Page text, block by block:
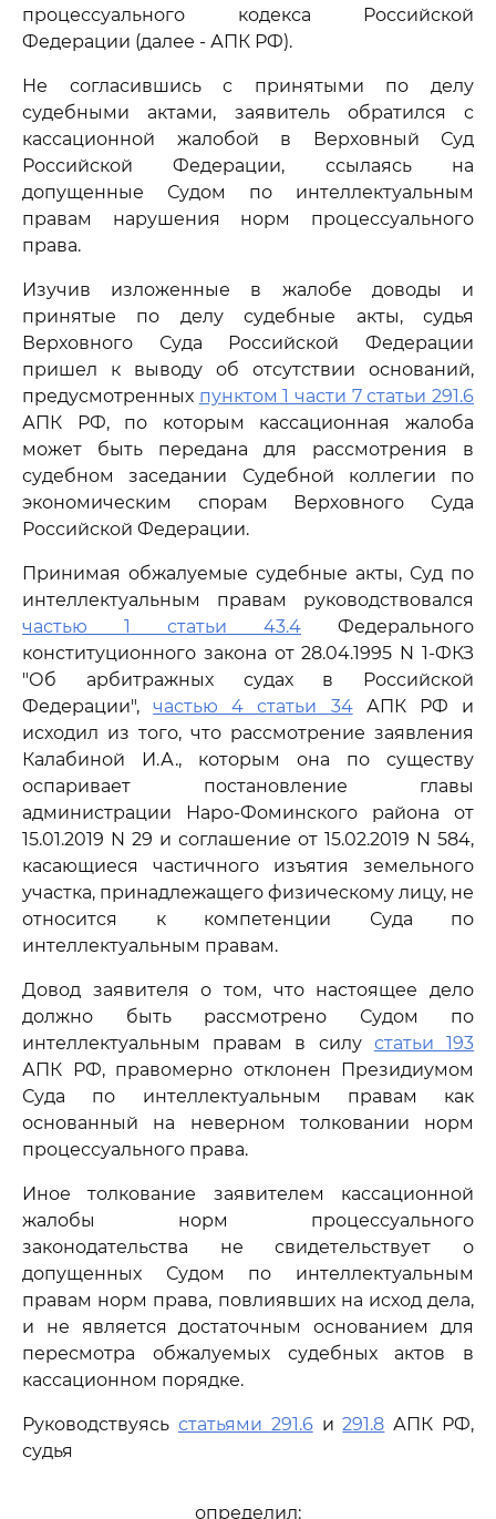
процессуального кодекса Российской
Федерации (далее - АПК РФ).
Не согласившись с принятыми по делу
судебными актами, заявитель обратился с
кассационной жалобой в Верховный Суд
Российской Федерации, ссылаясь на
допущенные Судом по интеллектуальным
правам нарушения норм процессуального
права.
Изучив изложенные в жалобе доводы и
принятые по делу судебные акты, судья
Верховного Суда Российской Федерации
пришел к выводу об отсутствии оснований,
предусмотренных пунктом 1 части 7 статьи 291.6
АПК РФ, по которым кассационная жалоба
может быть передана для рассмотрения в
судебном заседании Судебной коллегии по
экономическим спорам Верховного Суда
Российской Федерации.
Принимая обжалуемые судебные акты, Суд по
интеллектуальным правам руководствовался
частью 1 статьи 43.4 Федерального
конституционного закона от 28.04.1995 N 1-ФКЗ
"Об арбитражных судах в Российской
Федерации",частью 4 статьи 34АПК РФ и
исходил из того, что рассмотрение заявления
Калабиной И.А., которым она по существу
оспаривает постановление главы
администрации Наро-Фоминского района от
15.01.2019 N 29 и соглашение от 15.02.2019 N 584,
касающиеся частичного изъятия земельного
участка, принадлежащего физическому лицу, не
относится к компетенции Суда по
интеллектуальным правам.
Довод заявителя о том, что настоящее дело
должно быть рассмотрено Судом по
интеллектуальным правам в силу статьи 193
АПК РФ, правомерно отклонен Президиумом
Суда по интеллектуальным правам как
основанный на неверном толковании норм
процессуального права.
Иное толкование заявителем кассационной
жалобы норм процессуального
законодательства не свидетельствует о
допущенных Судом по интеллектуальным
правам норм права, повлиявших на исход дела,
и не является достаточным основанием для
пересмотра обжалуемых судебных актов в
кассационном порядке.
Руководствуясь статьями 291.6и291.8 АПК РФ,
судья
определил: